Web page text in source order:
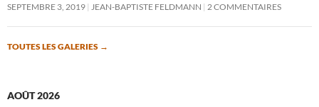
SEPTEMBRE 3, 2019
JEAN-BAPTISTE FELDMANN 2 COMMENTAIRES
TOUTES LES GALERIES →
AOÛT 2026